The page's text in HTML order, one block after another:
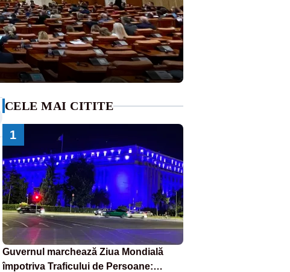
CELE MAI CITITE
1
Guvernul marchează Ziua Mondială
împotriva Traficului de Persoane: